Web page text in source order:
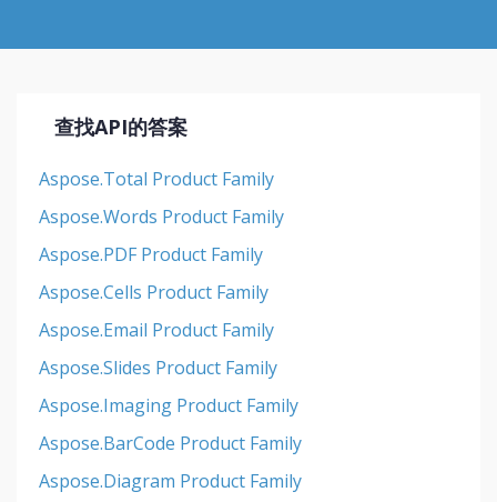
查找API的答案
Aspose.Total Product Family
Aspose.Words Product Family
Aspose.PDF Product Family
Aspose.Cells Product Family
Aspose.Email Product Family
Aspose.Slides Product Family
Aspose.Imaging Product Family
Aspose.BarCode Product Family
Aspose.Diagram Product Family